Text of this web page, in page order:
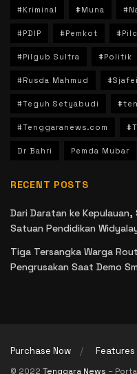
#Kriminal #Muna
#PDIP #Pemkot
#Pilgub Sultra #Politik
#Rusda Mahmud
#Teguh Setyabudi
#Tenggaranews.com
Dr Bahri Pemda Mubar
RECENT POSTS
Dari Daratan ke
Satuan Pendidikan
Tiga Tersangka Warga
Pengrusakan Saat Demo
Purchase Now Features
© 2022 Tenggara News –